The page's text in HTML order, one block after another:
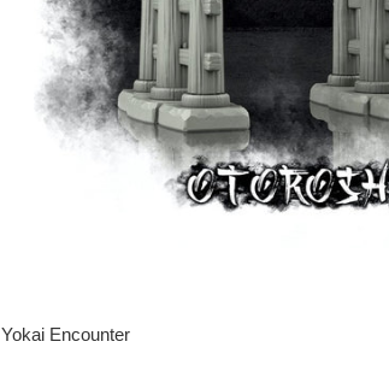
Yokai Encounter